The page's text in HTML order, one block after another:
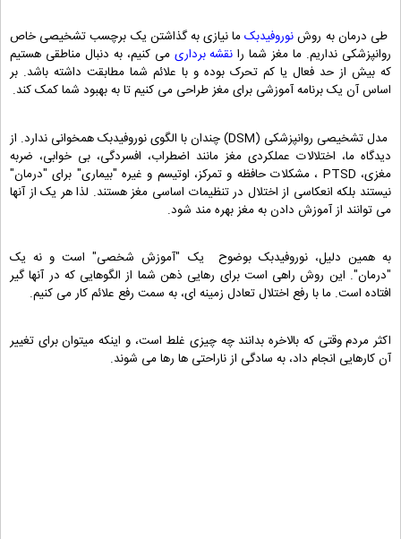
طی درمان به روشنوروفیدبکما نیازی به گذاشتن یک برچسب تشخیصی خاص
روانپزشکی نداریم. ما مغز شما را نقشه برداری می کنیم، به دنبال مناطقی هستیم
که بیش از حد فعال یا کم تحرک بوده و با علائم شما مطابقت داشته باشد. بر
اساس آن یک برنامه آموزشی برای مغز طراحی می کنیم تا به بهبود شما کمک کند.
مدل تشخیصی روانپزشکی (DSM) چندان با الگوی نوروفیدبک همخوانی ندارد. از
دیدگاه ما، اختلالات عملکردی مغز مانند اضطراب، افسردگی، بی خوابی، ضربه
مغزی، PTSD ، مشکلات حافظه و تمرکز، اوتیسم و ​​غیره "بیماری" برای "درمان"
نیستند بلکه انعکاسی از اختلال در تنظیمات اساسی مغز هستند. لذا هر یک از آنها
می توانند از آموزش دادن به مغز بهره مند شود.
به همین دلیل، نوروفیدبک بوضوح یک "آموزش شخصی" است و نه یک
"درمان". این روش راهی است برای رهایی ذهن شما از الگوهایی که در آنها گیر
افتاده است. ما با رفع اختلال تعادل زمینه ای، به سمت رفع علائم کار می کنیم.
اکثر مردم وقتی که بالاخره بدانند چه چیزی غلط است، و اینکه میتوان برای تغییر
آن کارهایی انجام داد، به سادگی از ناراحتی ها رها می شوند.